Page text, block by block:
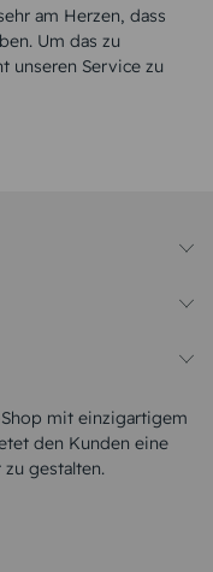
am Herzen, dass
Um das zu
unseren Service zu
mit einzigartigem
den Kunden eine
gestalten.